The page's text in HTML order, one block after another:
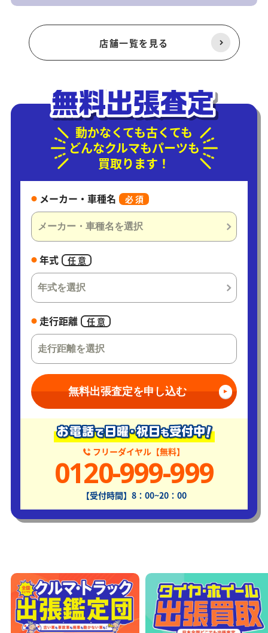
店舗一覧を見る
動かなくても古くても
どんなクルマもパーツも
買取ります！
メーカー・車種名 必 須
年式 任 意
走行距離 任 意
無料出張査定を申し込む
フリーダイヤル【無料】
0120-999-999
【受付時間】8：00~20：00